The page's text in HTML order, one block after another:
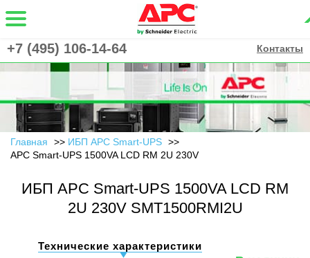
+7 (495) 106-14-64 Контакты
Главная
ИБП APC Smart-UPS
APC Smart-UPS 1500VA LCD RM 2U 230V
ИБП APC Smart-UPS 1500VA LCD RM
2U 230V SMT1500RMI2U
Технические характеристики